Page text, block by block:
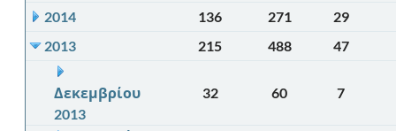
2014
136 271
29
2013
215 488 47
Δεκεμβρίου
2013
32 60 7